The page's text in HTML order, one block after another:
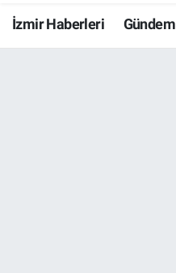
İzmir Haberleri Gündem
Resmi İlanlar